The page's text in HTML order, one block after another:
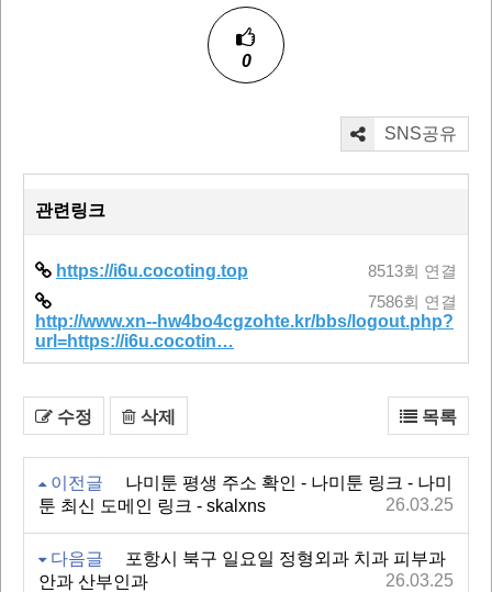
0
SNS공유
관련링크
https://i6u.cocoting.top 8513회 연결
http://www.xn--hw4bo4cgzohte.kr/bbs/logout.php?
url=https://i6u.cocotin…
7586회 연결
수정 삭제 목록
이전글
나미툰 평생 주소 확인 - 나미툰 링크 - 나미
툰 최신 도메인 링크 - skalxns
26.03.25
다음글
포항시 북구 일요일 정형외과 치과 피부과
안과 산부인과
26.03.25